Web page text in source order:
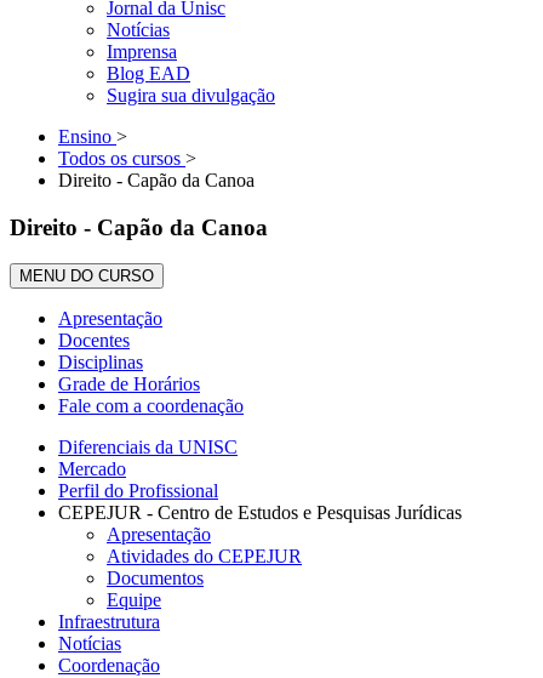
Jornal da Unisc
Notícias
Imprensa
Blog EAD
Sugira sua divulgação
Ensino >
Todos os cursos >
Direito - Capão da Canoa
Direito - Capão da Canoa
MENU DO CURSO
Apresentação
Docentes
Disciplinas
Grade de Horários
Fale com a coordenação
Diferenciais da UNISC
Mercado
Perfil do Profissional
CEPEJUR - Centro de Estudos e Pesquisas Jurídicas
Apresentação
Atividades do CEPEJUR
Documentos
Equipe
Infraestrutura
Notícias
Coordenação